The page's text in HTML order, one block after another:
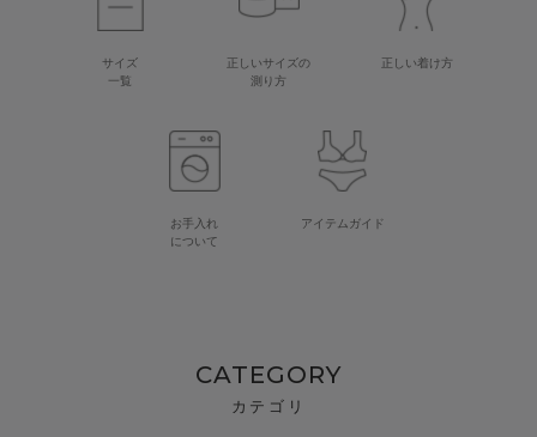
サイズ
一覧
正しいサイズの
測り方
正しい着け方
お手入れ
について
アイテムガイド
CATEGORY
カテゴリ